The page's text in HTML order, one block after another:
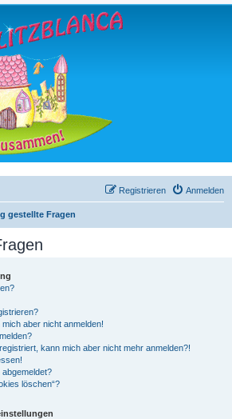
Anmelden
Registrieren
gestellte Fragen
aber nicht anmelden!
kann mich aber nicht mehr anmelden?!
löschen“?